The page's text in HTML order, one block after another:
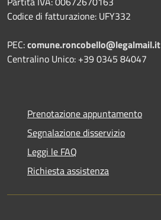
Codice di fatturazione: UFY332
PEC:comune.roncobello@legalmail.it
Centralino Unico: +39 0345 84047
Prenotazione appuntamento
Segnalazione disservizio
Leggi le FAQ
Richiesta assistenza